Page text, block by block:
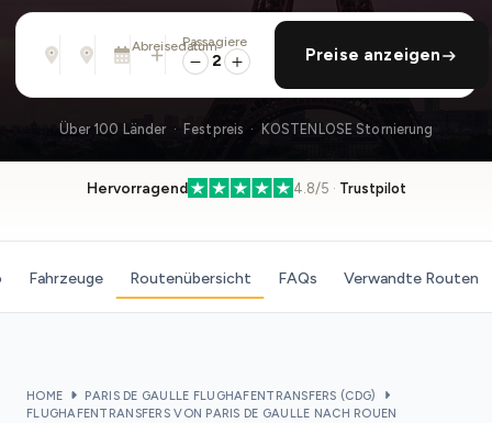
Von
Adresse, Flughafen, Hotel, ...
Nach
Adresse, Flughafen, Hotel, ...
Abreisedatum
Di., 11. Aug. · 01:45 PM
rückfahrt hinzufügen
Passagiere
2 Preise anzeigen
Über 100 Länder · Festpreis · KOSTENLOSE Stornierung
Hervorragend 4.8/5 · Trustpilot
Fahrzeuge Routenübersicht FAQs Verwandte Routen
HOME
PARIS DE GAULLE FLUGHAFENTRANSFERS (CDG)
FLUGHAFENTRANSFERS VON PARIS DE GAULLE NACH ROUEN